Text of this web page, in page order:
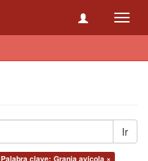
Ir
Palabra clave: Granja avícola ×